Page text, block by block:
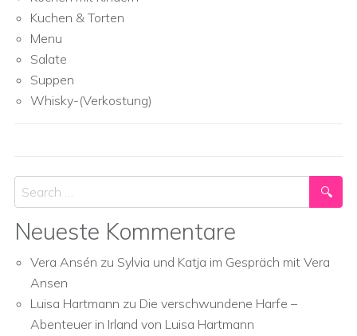
Kuchen & Torten
Menu
Salate
Suppen
Whisky-(Verkostung)
Search
Neueste Kommentare
Vera Ansén zu Sylvia und Katja im Gespräch mit Vera
Ansen
Luisa Hartmann zu Die verschwundene Harfe –
Abenteuer in Irland von Luisa Hartmann